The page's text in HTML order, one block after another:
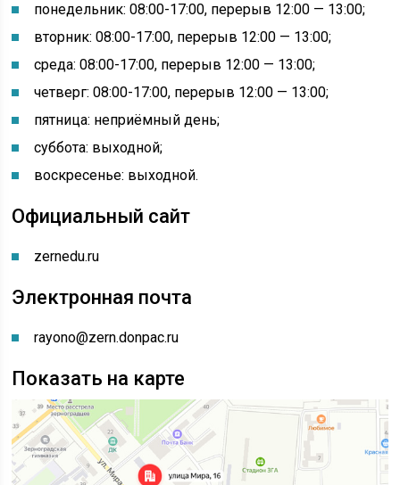
понедельник: 08:00-17:00, перерыв 12:00 — 13:00;
вторник: 08:00-17:00, перерыв 12:00 — 13:00;
среда: 08:00-17:00, перерыв 12:00 — 13:00;
четверг: 08:00-17:00, перерыв 12:00 — 13:00;
пятница: неприёмный день;
суббота: выходной;
воскресенье: выходной.
Официальный сайт
zernedu.ru
Электронная почта
rayono@zern.donpac.ru
Показать на карте